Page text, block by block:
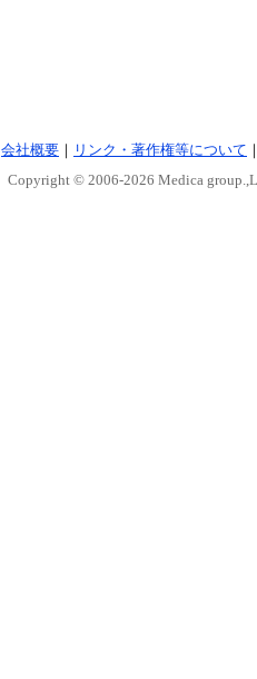
会社概要 ｜ リンク・著作権等について
Copyright © 2006-2026 Medica